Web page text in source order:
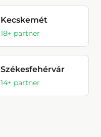
Kecskemét
18+ partner
Székesfehérvár
14+ partner